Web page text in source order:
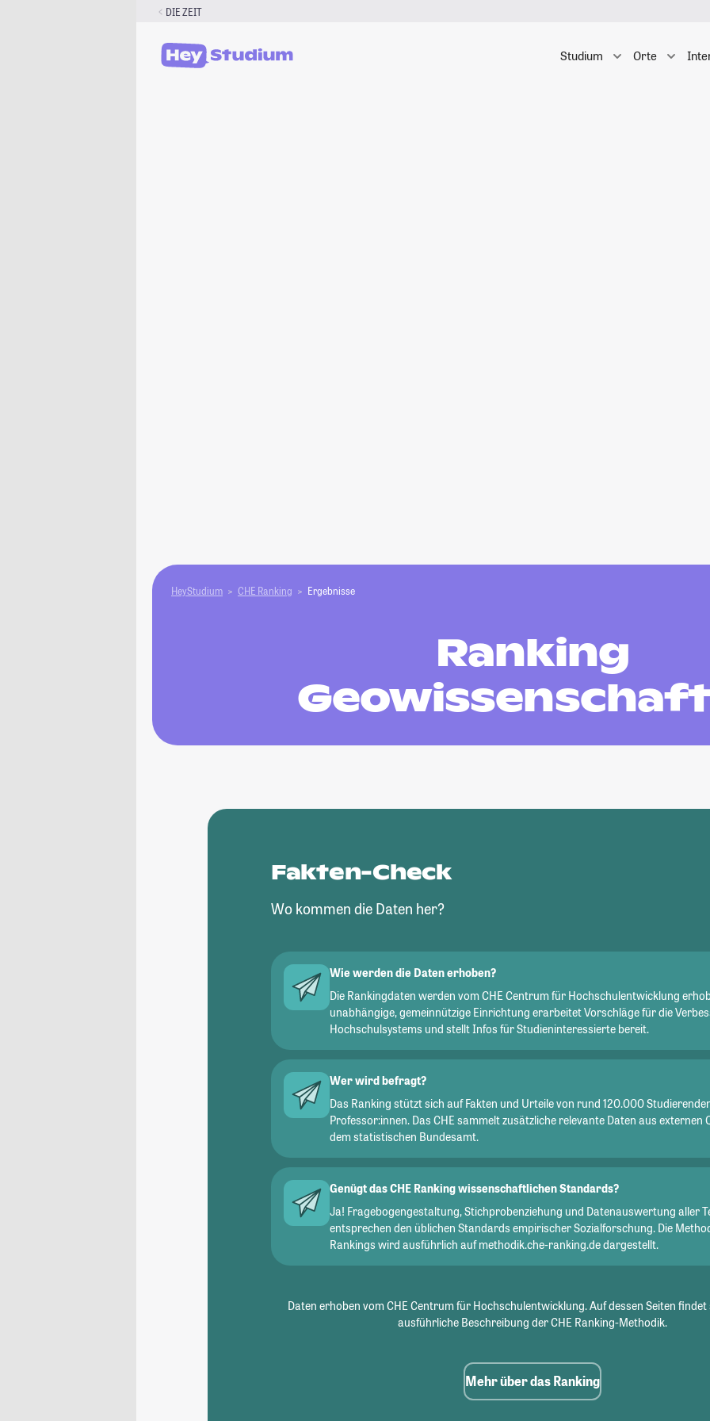
DIE ZEIT
Studium Orte
HeyStudium CHE Ranking Ergebnisse
Ranking
Fakten-Check
Wo kommen die Daten her?
Wie werden die Daten erhoben?
Die Rankingdaten werden vom CHE Centrum für Hochschulentwicklung
unabhängige, gemeinnützige Einrichtung erarbeitet Vorschläge für die
Hochschulsystems und stellt Infos für Studieninteressierte bereit.
Wer wird befragt?
Das Ranking stützt sich auf Fakten und Urteile von rund 120.000
Professor:innen. Das CHE sammelt zusätzliche relevante Daten aus externen
dem statistischen Bundesamt.
Genügt das CHE Ranking wissenschaftlichen Standards?
Ja! Fragebogengestaltung, Stichprobenziehung und Datenauswertung aller
entsprechen den üblichen Standards empirischer Sozialforschung. Die
Rankings wird ausführlich auf methodik.che-ranking.de dargestellt.
Daten erhoben vom CHE Centrum für Hochschulentwicklung. Auf dessen Seiten findet
ausführliche Beschreibung der CHE Ranking-Methodik.
Mehr über das Ranking